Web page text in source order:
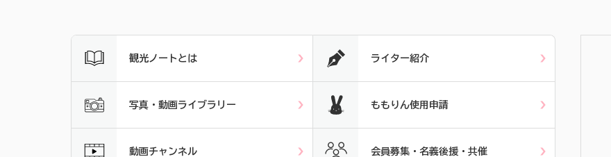
観光ノートとは
写真・動画ライブラリー
動画チャンネル
ライター紹介
ももりん使用申請
会員募集・名義後援・共催